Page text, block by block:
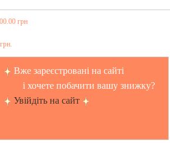
грн
Вже зареєстровані на сайті
і хочете побачити вашу знижку?
Увійдіть на сайт